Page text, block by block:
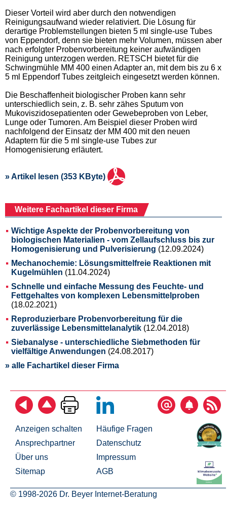
Dieser Vorteil wird aber durch den notwendigen
Reinigungsaufwand wieder relativiert. Die Lösung für
derartige Problemstellungen bieten 5 ml single-use Tubes
von Eppendorf, denn sie bieten mehr Volumen, müssen aber
nach erfolgter Probenvorbereitung keiner aufwändigen
Reinigung unterzogen werden. RETSCH bietet für die
Schwingmühle MM 400 einen Adapter an, mit dem bis zu 6 x
5 ml Eppendorf Tubes zeitgleich eingesetzt werden können.
Die Beschaffenheit biologischer Proben kann sehr
unterschiedlich sein, z. B. sehr zähes Sputum von
Mukoviszidosepatienten oder Gewebeproben von Leber,
Lunge oder Tumoren. Am Beispiel dieser Proben wird
nachfolgend der Einsatz der MM 400 mit den neuen
Adaptern für die 5 ml single-use Tubes zur
Homogenisierung erläutert.
» Artikel lesen (353 KByte)
Weitere Fachartikel dieser Firma
Wichtige Aspekte der Probenvorbereitung von
biologischen Materialien - vom Zellaufschluss bis zur
Homogenisierung und Pulverisierung (12.09.2024)
Mechanochemie: Lösungsmittelfreie Reaktionen mit
Kugelmühlen (11.04.2024)
Schnelle und einfache Messung des Feuchte- und
Fettgehaltes von komplexen Lebensmittelproben
(18.02.2021)
Reproduzierbare Probenvorbereitung für die
zuverlässige Lebensmittelanalytik (12.04.2018)
Siebanalyse - unterschiedliche Siebmethoden für
vielfältige Anwendungen (24.08.2017)
» alle Fachartikel dieser Firma
Anzeigen schalten
Ansprechpartner
Über uns
Sitemap
Häufige Fragen
Datenschutz
Impressum
AGB
© 1998-2026 Dr. Beyer Internet-Beratung